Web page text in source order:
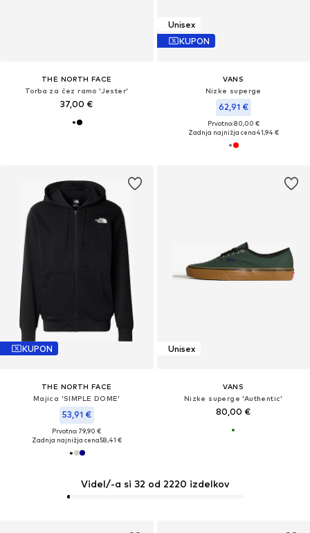
THE NORTH FACE
Torba za čez ramo 'Jester'
37,00 €
Unisex
KUPON
VANS
Nizke superge
62,91 €
Prvotno: 80,00 €
Zadnja najnižja cena41,94 €
KUPON
THE NORTH FACE
Majica 'SIMPLE DOME'
53,91 €
Prvotno: 79,90 €
Zadnja najnižja cena58,41 €
Unisex
VANS
Nizke superge 'Authentic'
80,00 €
Videl/-a si 32 od 2220 izdelkov